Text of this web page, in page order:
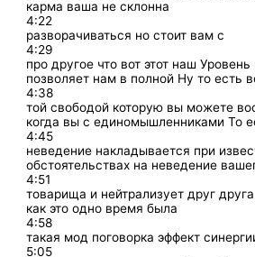
карма ваша не склонна
4:22
разворачиваться но стоит вам с
4:29
про другое что вот этот наш
позволяет нам в полной Ну то есть
4:38
той свободой которую вы можете
когда вы с единомышленниками То
4:45
неведение накладывается при
обстоятельствах на неведение
4:51
товарища и нейтрализует друг
как это одно время была
4:58
такая мод поговорка эффект
5:05